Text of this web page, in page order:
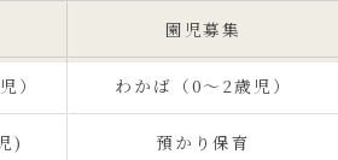
園児募集
） わかば（0～2歳児）
) 預かり保育